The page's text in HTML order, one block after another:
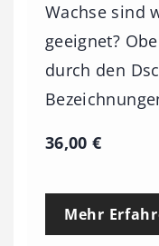
Wachse sind
geeignet?
durch den
36,00€
Mehr